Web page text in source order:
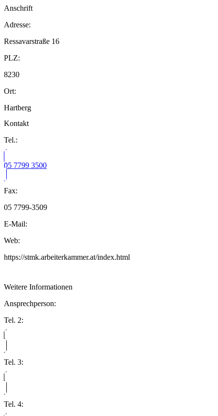
Anschrift
Adresse:
Ressavarstraße 16
PLZ:
8230
Ort:
Hartberg
Kontakt
Tel.:
05 7799 3500
Fax:
05 7799-3509
E-Mail:
Web:
https://stmk.arbeiterkammer.at/index.html
Weitere Informationen
Ansprechperson:
Tel. 2:
Tel. 3:
Tel. 4: